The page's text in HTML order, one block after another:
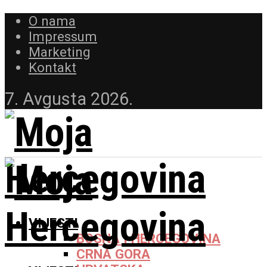
O nama
Impressum
Marketing
Kontakt
7. Avgusta 2026.
VIJESTI
BOSNA I HERCEGOVINA
CRNA GORA